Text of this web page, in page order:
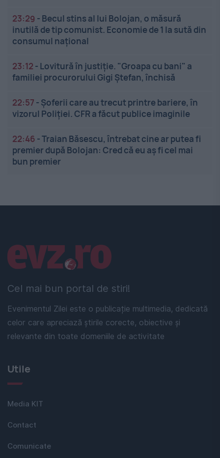
23:29 - Becul stins al lui Bolojan, o măsură
inutilă de tip comunist. Economie de 1 la sută din
consumul național
23:12 - Lovitură în justiție. "Groapa cu bani" a
familiei procurorului Gigi Ștefan, închisă
22:57 - Șoferii care au trecut printre bariere, în
vizorul Poliției. CFR a făcut publice imaginile
22:46 -Traian Băsescu, întrebat cine ar putea fi
premier după Bolojan: Cred că eu aș fi cel mai
bun premier
Cel mai bun portal de stiri!
Evenimentul Zilei este o publicație multimedia, dedicată
celor care apreciază știrile corecte, obiective și
relevante din toate domeniile de activitate
Linkuri utile
Utile
Media KIT
Contact
Comunicate